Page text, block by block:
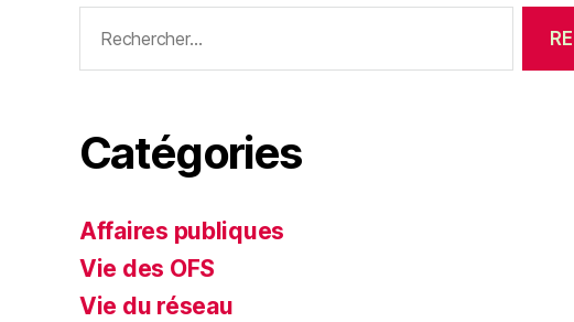
Catégories
Affaires publiques
Vie des OFS
Vie du réseau